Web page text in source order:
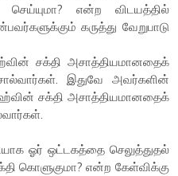
என்ற விடயத்தில்
கருத்து வேறுபாடு
சக்தி அசாத்தியமானதைக்
இதுவே அவர்களின்
சக்தி அசாத்தியமானதைக்
ஓர் ஒட்டகத்தை செலுத்துதல்
கொளுகுமா? என்ற கேள்விக்கு